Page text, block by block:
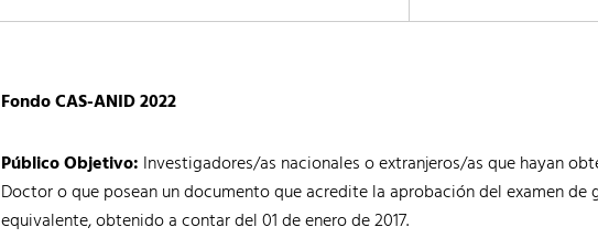
Fondo CAS-ANID 2022
Público Objetivo: Investigadores/as nacionales o extranjeros/as que hayan
Doctor o que posean un documento que acredite la aprobación del examen
equivalente, obtenido a contar del 01 de enero de 2017.